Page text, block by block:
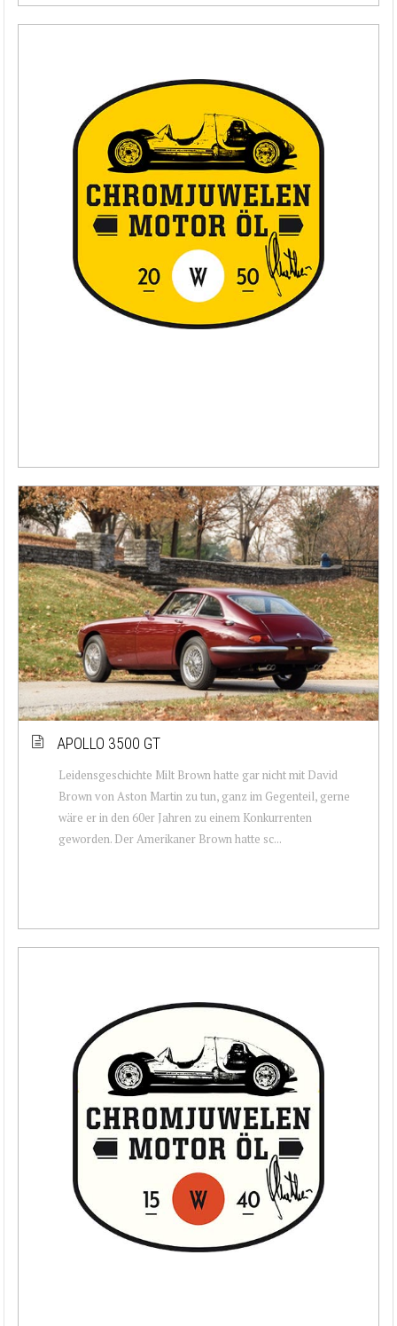
APOLLO 3500 GT
Leidensgeschichte Milt Brown hatte gar nicht mit David
Brown von Aston Martin zu tun, ganz im Gegenteil, gerne
wäre er in den 60er Jahren zu einem Konkurrenten
geworden. Der Amerikaner Brown hatte sc...